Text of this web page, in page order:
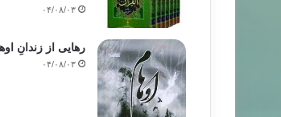
اختصاصی گردان‌های القسام را حذف کرد
۰۴/۰۸/۰۳
رهایی از زندانِ
۰۴/۰۸/۰۳